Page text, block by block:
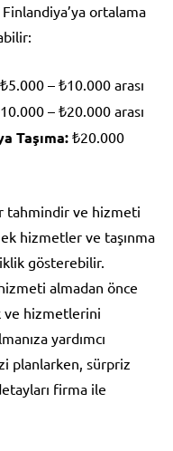
ortalama
₺5.000 – ₺10.000 arası
– ₺20.000 arası
Taşıma: ₺20.000
tahmindir ve hizmeti
hizmetler ve taşınma
gösterebilir.
almadan önce
ve hizmetlerini
yardımcı
planlarken, sürpriz
firma ile